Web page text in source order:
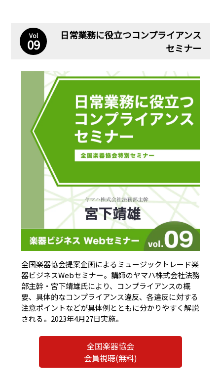
Vol
09
日常業務に役立つコンプライアンス
セミナー
全国楽器協会提案企画によるミュージックトレード楽
器ビジネスWebセミナー。講師のヤマハ株式会社法務
部主幹・宮下靖雄氏により、コンプライアンスの概
要、具体的なコンプライアンス違反、各違反に対する
注意ポイントなどが具体例とともに分かりやすく解説
される。2023年4月27日実施。
全国楽器協会
会員視聴(無料)